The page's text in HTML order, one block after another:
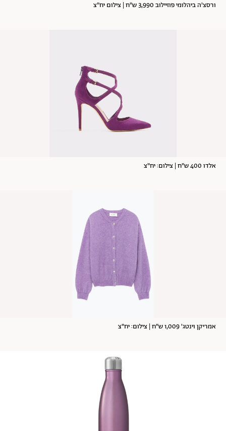
ורסצ'ה ביהלומי פוזיילוב 3,990 ש"ח | צילום יח"צ
אלדו 400 ש"ח | צילום: יח"צ
אמריקן וינטג' 1,009 ש"ח | צילום: יח"צ